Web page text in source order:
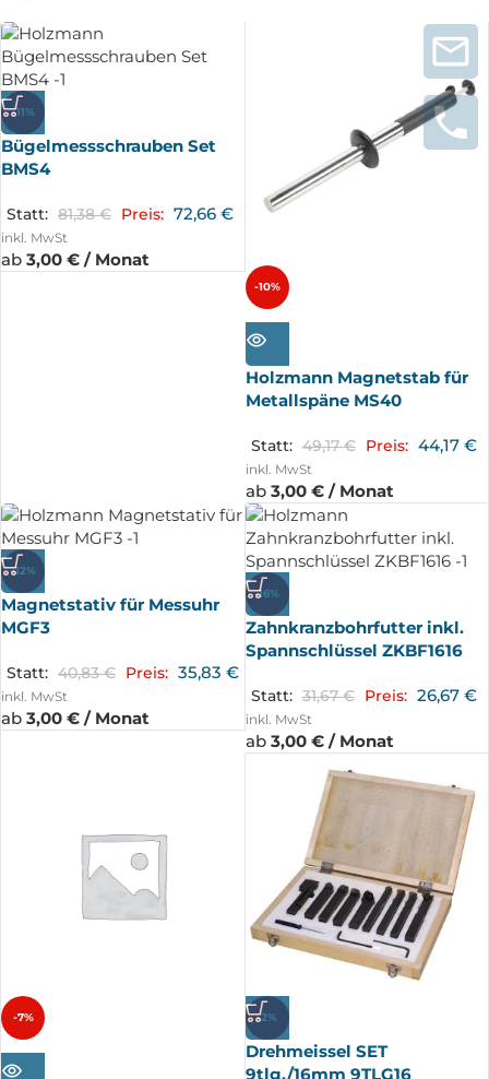
-11%
Bügelmessschrauben Set
BMS4
Statt: 81,38€ Preis: 72,66 €
inkl. MwSt
ab 3,00 € / Monat
-10%
AUSV
ERKA
UFT
Holzmann Magnetstab für
Metallspäne MS40
Statt: 49,17€ Preis: 44,17 €
inkl. MwSt
ab 3,00 € / Monat
-12%
Magnetstativ für Messuhr
MGF3
Statt: 40,83€ Preis: 35,83 €
inkl. MwSt
ab 3,00 € / Monat
-16%
Zahnkranzbohrfutter inkl.
Spannschlüssel ZKBF1616
Statt: 31,67€ Preis: 26,67 €
inkl. MwSt
ab 3,00 € / Monat
-7%
AUSV
ERKA
-2%
Drehmeissel SET
9tlg./16mm 9TLG16